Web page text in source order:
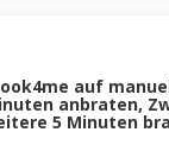
auf
anbraten,
5 Minuten